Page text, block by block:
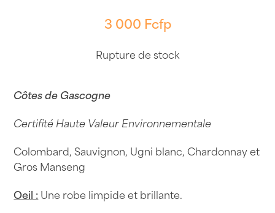
3 000 Fcfp
Rupture de stock
Côtes de Gascogne
Certifité Haute Valeur Environnementale
Colombard, Sauvignon, Ugni blanc, Chardonnay et
Gros Manseng
Oeil :Une robe limpide et brillante.